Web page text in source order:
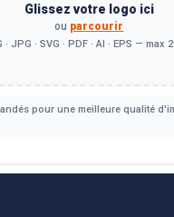
Glissez votre logo ici
ou parcourir
· JPG · SVG · PDF · AI · EPS — max
pour une meilleure qualité